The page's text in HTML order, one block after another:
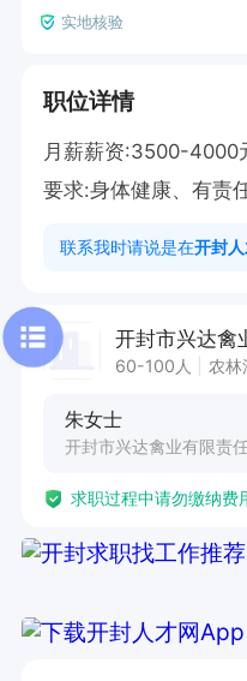
实地核验
职位详情
月薪薪资:3500-4000
要求:身体健康、有责
联系我时请说是在开封
开封市兴达禽
60-100人 农林
朱女士
开封市兴达禽业有限责
求职过程中请勿缴纳费